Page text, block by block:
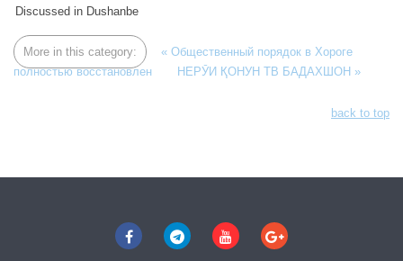
Discussed in Dushanbe
More in this category:
« Общественный порядок в Хороге
полностью восстановлен
НЕРӮИ ҚОНУН ТВ БАДАХШОН »
back to top